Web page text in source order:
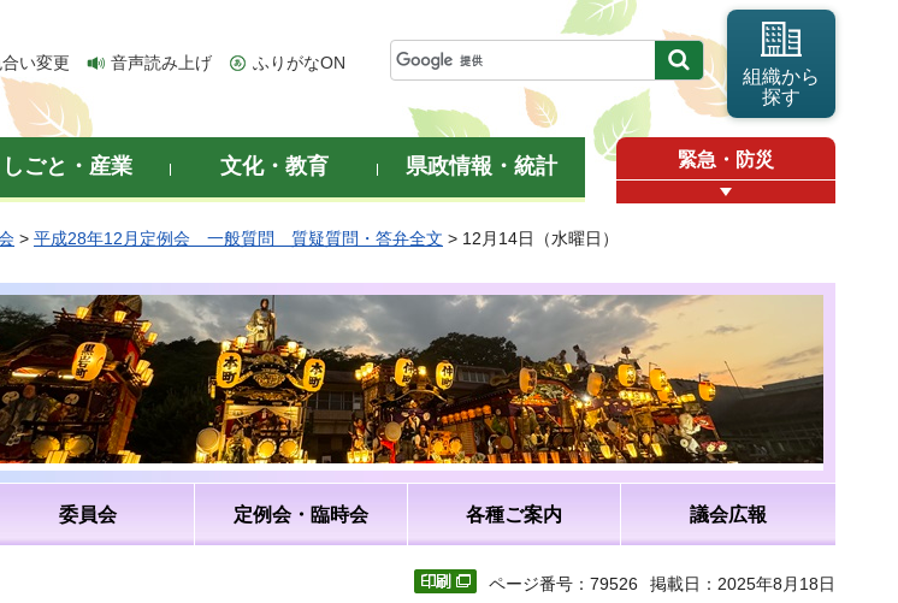
い変更 音声読み上げ ふりがなON
組織から
探す
しごと・産業 文化・教育 県政情報・統計 緊急・防災
> 平成28年12月定例会 一般質問 質疑質問・答弁全文 > 12月14日（水曜日）
委員会 定例会・臨時会 各種ご案内 議会広報
ページ番号：79526 掲載日：2025年8月18日